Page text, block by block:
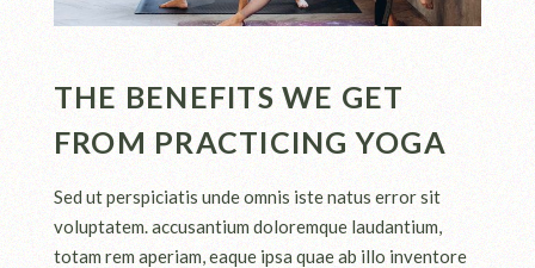
THE BENEFITS WE GET
FROM PRACTICING YOGA
Sed ut perspiciatis unde omnis iste natus error sit
voluptatem. accusantium doloremque laudantium,
totam rem aperiam, eaque ipsa quae ab illo inventore